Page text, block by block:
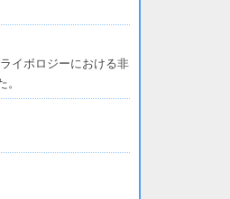
イボロジーにおける非